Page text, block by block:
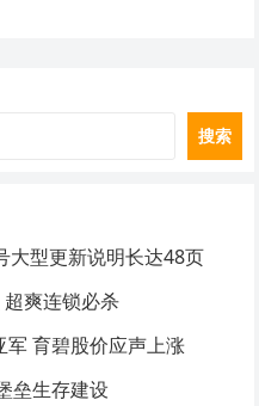
搜索
大型更新说明长达48页
超爽连锁必杀
军 育碧股价应声上涨
垒生存建设